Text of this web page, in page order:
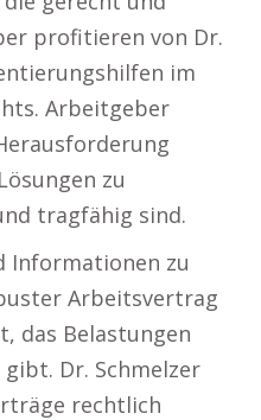
profitieren von Dr.
im
Arbeitgeber
zu
tragfähig sind.
Informationen zu
Arbeitsvertrag
das Belastungen
Dr. Schmelzer
rechtlich